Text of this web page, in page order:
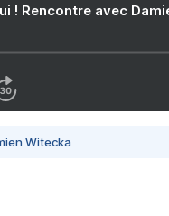
! Rencontre avec
Witecka